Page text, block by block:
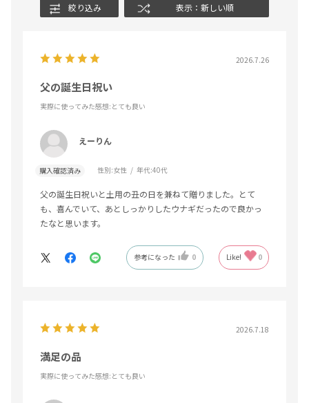
絞り込み 表示：新しい順
2026.7.26
父の誕生日祝い
実際に使ってみた感想:とても良い
えーりん
購入確認済み 性別:女性 年代:40代
父の誕生日祝いと土用の丑の日を兼ねて贈りました。とて
も、喜んでいて、あとしっかりしたウナギだったので良かっ
たなと思います。
参考になった 0 Like! 0
2026.7.18
満足の品
実際に使ってみた感想:とても良い